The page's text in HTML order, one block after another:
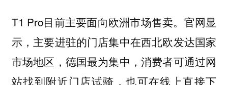
T1 Pro目前主要面向欧洲市场售卖。官网显
示，主要进驻的门店集中在西北欧发达国家
市场地区，德国最为集中，消费者可通过网
站找到附近门店试骑，也可在线上直接下